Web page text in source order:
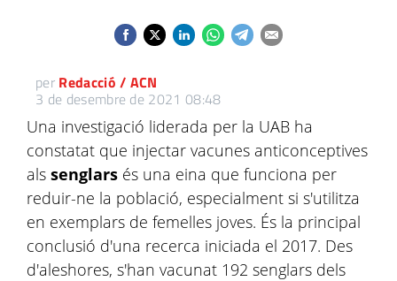
per Redacció / ACN
3 de desembre de 2021 08:48
Una investigació liderada per la UAB ha
constatat que injectar vacunes anticonceptives
als senglars és una eina que funciona per
reduir-ne la població, especialment si s'utilitza
en exemplars de femelles joves. És la principal
conclusió d'una recerca iniciada el 2017. Des
d'aleshores, s'han vacunat 192 senglars dels